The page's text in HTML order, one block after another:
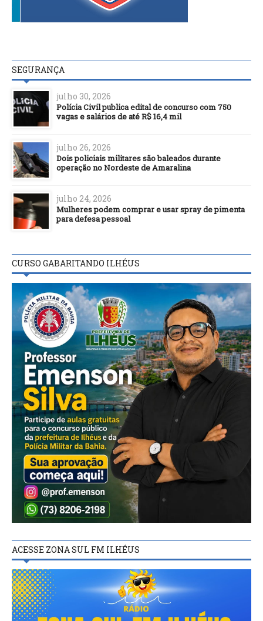
SEGURANÇA
julho 30, 2026
Polícia Civil publica edital de concurso com 750
vagas e salários de até R$ 16,4 mil
julho 26, 2026
Dois policiais militares são baleados durante
operação no Nordeste de Amaralina
julho 24, 2026
Mulheres podem comprar e usar spray de pimenta
para defesa pessoal
CURSO GABARITANDO ILHÉUS
ACESSE ZONA SUL FM ILHÉUS